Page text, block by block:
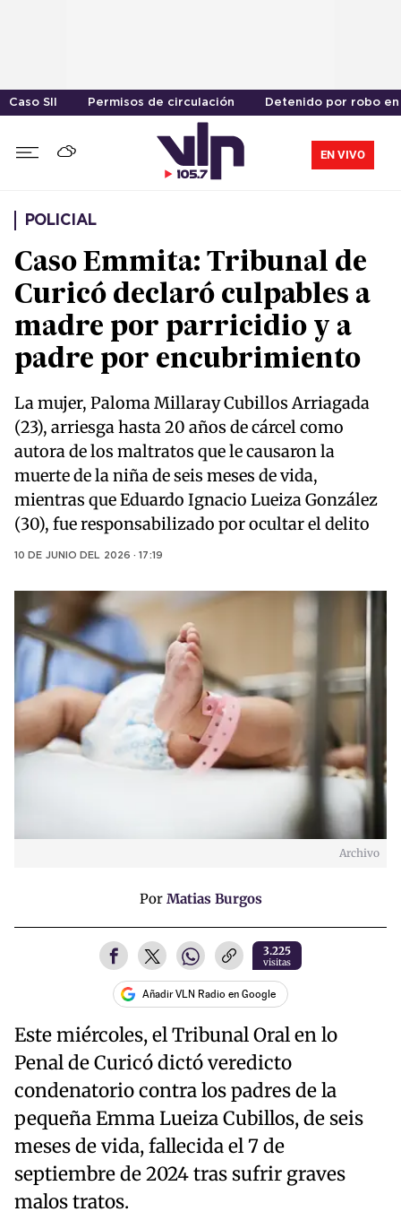
Caso SII Permisos de circulación Detenido por robo en
EN VIVO
POLICIAL
Caso Emmita: Tribunal de
Curicó declaró culpables a
madre por parricidio y a
padre por encubrimiento
La mujer, Paloma Millaray Cubillos Arriagada
(23), arriesga hasta 20 años de cárcel como
autora de los maltratos que le causaron la
muerte de la niña de seis meses de vida,
mientras que Eduardo Ignacio Lueiza González
(30), fue responsabilizado por ocultar el delito
10 DE JUNIO DEL 2026 · 17:19
Archivo
Por Matias Burgos
3.225
visitas
Añadir VLN Radio en Google
Este miércoles, el Tribunal Oral en lo
Penal de Curicó dictó veredicto
condenatorio contra los padres de la
pequeña Emma Lueiza Cubillos, de seis
meses de vida, fallecida el 7 de
septiembre de 2024 tras sufrir graves
malos tratos.